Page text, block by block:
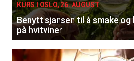
KURS I OSLO, 26. AUGUST
Benytt sjansen til å smake
på hvitviner